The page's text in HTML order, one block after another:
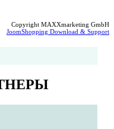
Copyright MAXXmarketing GmbH
JoomShopping Download & Support